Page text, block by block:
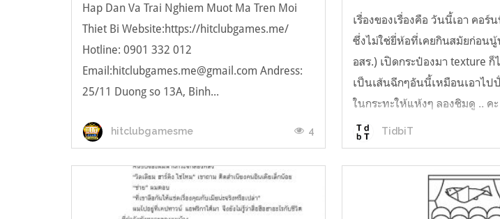
Hap Dan Va Trai Nghiem Muot Ma Tren Moi
Thiet Bi Website:https://hitclubgames.me/
Hotline: 0901 332 012
Email:hitclubgames.me@gmail.com Andress:
25/11 Duong so 13A, Binh...
hitclubgamesme 4
เรื่องของเรื่องคือ วันนี้เอา คอร์
ซึ่งไม่ใช่ยี่ห้อที่เคยกินสมัยก่อน
อสร.) เปิดกระป๋องมา texture
เป็นเส้นฉีกๆอันนี้เหมือนเอาไป
ในกระทะให้แห้งๆ ลองชิมดู .. ค
O o" ... แบบใช้โควต้ากินโซเดีย
ต้องหาผักนึ่ง ...
TidbiT